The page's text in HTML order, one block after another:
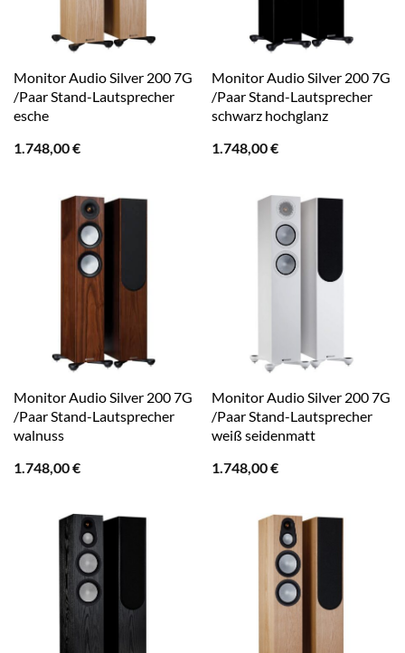
Monitor Audio Silver 200 7G
/Paar Stand-Lautsprecher
esche
1.748,00€
Monitor Audio Silver 200 7G
/Paar Stand-Lautsprecher
schwarz hochglanz
1.748,00€
Monitor Audio Silver 200 7G
/Paar Stand-Lautsprecher
walnuss
1.748,00€
Monitor Audio Silver 200 7G
/Paar Stand-Lautsprecher
weiß seidenmatt
1.748,00€